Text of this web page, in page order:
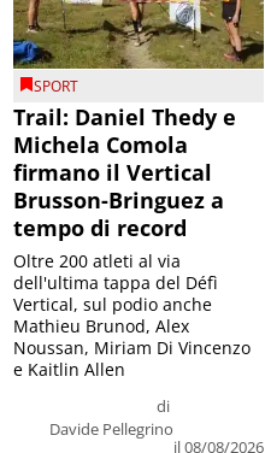
SPORT
Trail: Daniel Thedy e
Michela Comola
firmano il Vertical
Brusson-Bringuez a
tempo di record
di
Davide Pellegrino
il 08/08/2026
Oltre 200 atleti al via
dell'ultima tappa del Défì
Vertical, sul podio anche
Mathieu Brunod, Alex
Noussan, Miriam Di Vincenzo
e Kaitlin Allen